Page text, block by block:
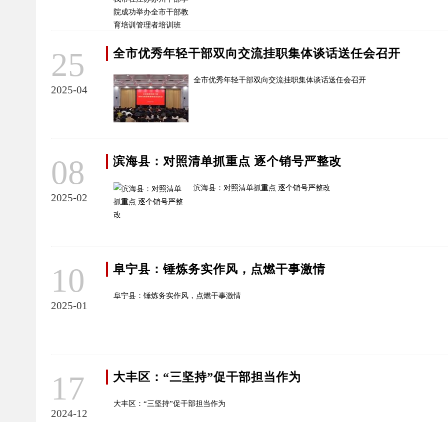
25
2025-04
全市优秀年轻干部双向交流挂职集体谈话送任会召开
全市优秀年轻干部双向交流挂职集体谈话送任会召开
08
2025-02
滨海县：对照清单抓重点 逐个销号严整改
滨海县：对照清单抓重点 逐个销号严整改
10
2025-01
阜宁县：锤炼务实作风，点燃干事激情
阜宁县：锤炼务实作风，点燃干事激情
17
2024-12
大丰区：“三坚持”促干部担当作为
大丰区：“三坚持”促干部担当作为